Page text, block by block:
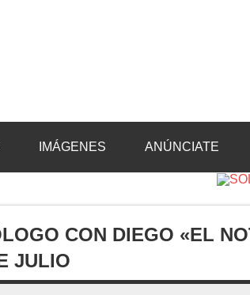
IMÁGENES ANÚNCIATE
CON DIEGO «EL
JULIO